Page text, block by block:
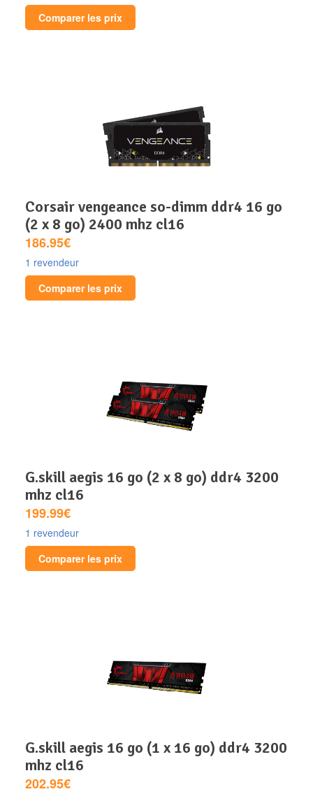
Comparer les prix
corsair vengeance so-dimm ddr4 16 go
(2 x 8 go) 2400 mhz cl16
186.95€
1 revendeur
Comparer les prix
g.skill aegis 16 go (2 x 8 go) ddr4 3200
mhz cl16
199.99€
1 revendeur
Comparer les prix
g.skill aegis 16 go (1 x 16 go) ddr4 3200
mhz cl16
202.95€